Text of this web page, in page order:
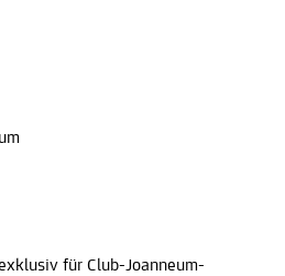
für Club-Joanneum-